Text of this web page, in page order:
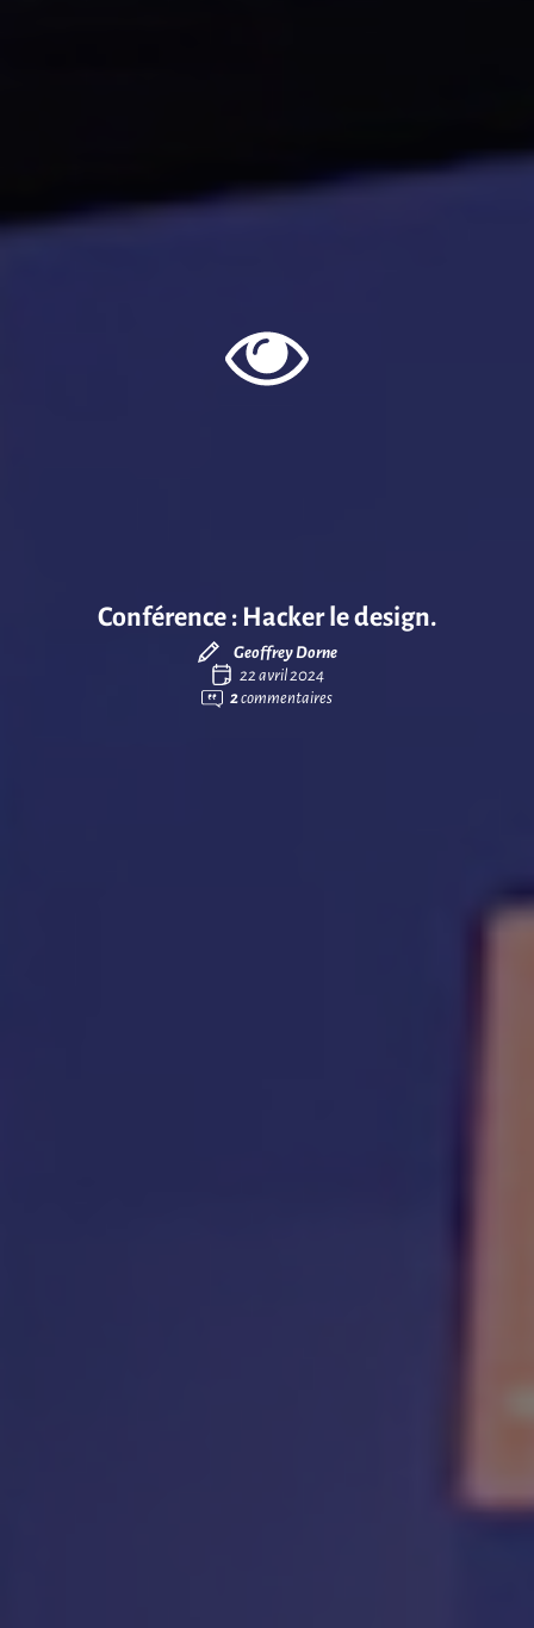
Conférence : Hacker le design.
Geoffrey Dorne
22 avril 2024
2commentaires